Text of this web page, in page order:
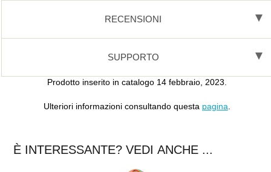
RECENSIONI
SUPPORTO
Prodotto inserito in catalogo 14 febbraio, 2023.
Ulteriori informazioni consultando questa pagina.
È INTERESSANTE? VEDI ANCHE ...